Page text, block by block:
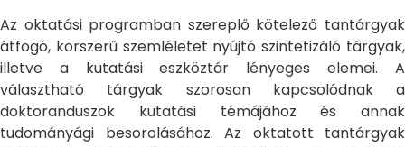
Az oktatási programban szereplő kötelező tantárgyak
átfogó, korszerű szemléletet nyújtó szintetizáló tárgyak,
illetve a kutatási eszköztár lényeges elemei. A
választható tárgyak szorosan kapcsolódnak a
doktoranduszok kutatási témájához és annak
tudományági besorolásához. Az oktatott tantárgyak